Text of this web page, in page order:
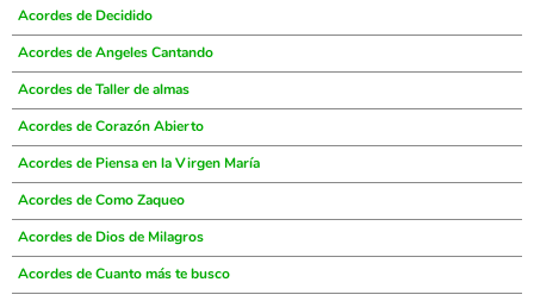
Acordes de Decidido
Acordes de Angeles Cantando
Acordes de Taller de almas
Acordes de Corazón Abierto
Acordes de Piensa en la Virgen María
Acordes de Como Zaqueo
Acordes de Dios de Milagros
Acordes de Cuanto más te busco